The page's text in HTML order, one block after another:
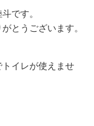
です。
とうございます。
イレが使えませ